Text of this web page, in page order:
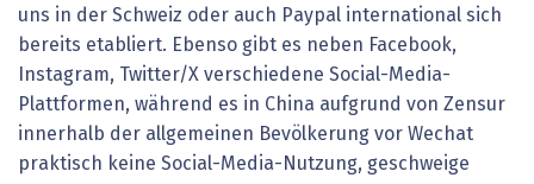
uns in der Schweiz oder auch Paypal international sich
bereits etabliert. Ebenso gibt es neben Facebook,
Instagram, Twitter/X verschiedene Social-Media-
Plattformen, während es in China aufgrund von Zensur
innerhalb der allgemeinen Bevölkerung vor Wechat
praktisch keine Social-Media-Nutzung, geschweige